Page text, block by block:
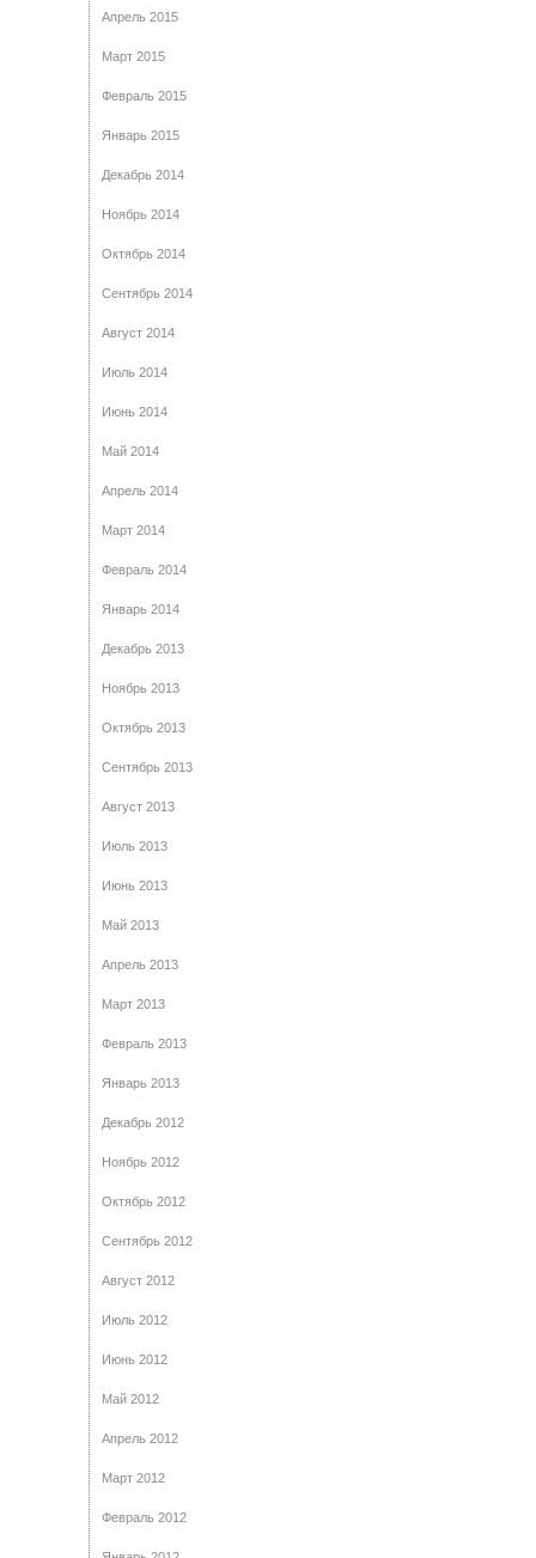
Апрель 2015
Март 2015
Февраль 2015
Январь 2015
Декабрь 2014
Ноябрь 2014
Октябрь 2014
Сентябрь 2014
Август 2014
Июль 2014
Июнь 2014
Май 2014
Апрель 2014
Март 2014
Февраль 2014
Январь 2014
Декабрь 2013
Ноябрь 2013
Октябрь 2013
Сентябрь 2013
Август 2013
Июль 2013
Июнь 2013
Май 2013
Апрель 2013
Март 2013
Февраль 2013
Январь 2013
Декабрь 2012
Ноябрь 2012
Октябрь 2012
Сентябрь 2012
Август 2012
Июль 2012
Июнь 2012
Май 2012
Апрель 2012
Март 2012
Февраль 2012